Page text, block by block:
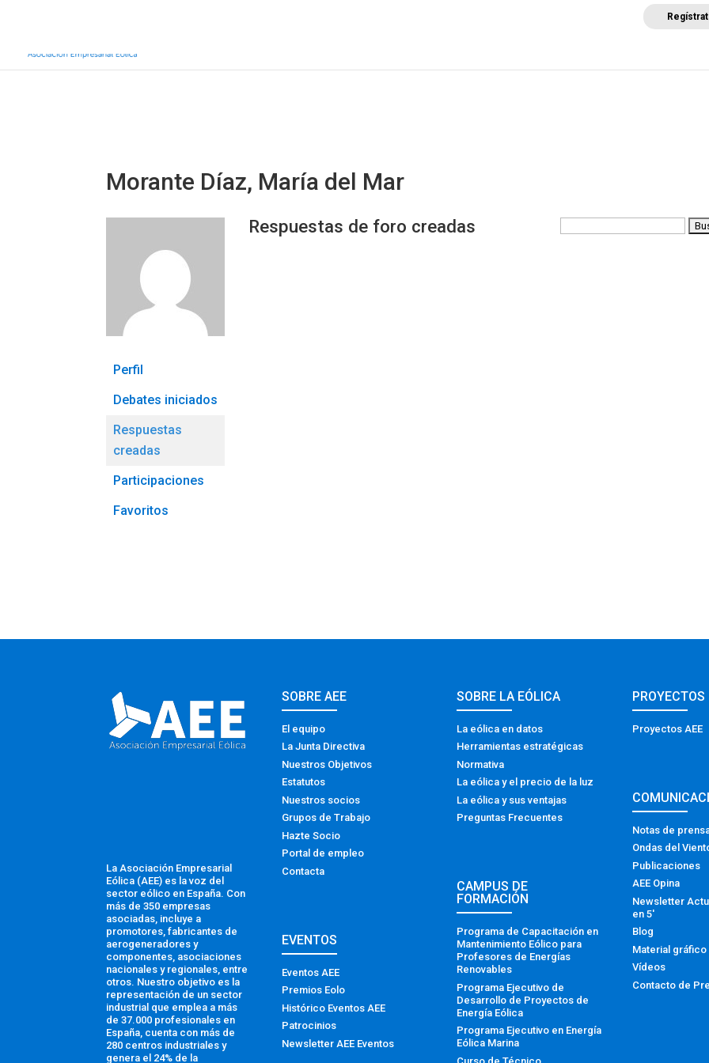
Morante Díaz, María del Mar
Perfil
Debates iniciados
Respuestas
creadas
Participaciones
Favoritos
Respuestas de foro creadas
La Asociación Empresarial
Eólica (AEE) es la voz del
sector eólico en España. Con
más de 350 empresas
asociadas, incluye a
promotores, fabricantes de
aerogeneradores y
componentes, asociaciones
nacionales y regionales, entre
otros. Nuestro objetivo es la
representación de un sector
industrial que emplea a más
de 37.000 profesionales en
España, cuenta con más de
280 centros industriales y
genera el 24% de la
SOBRE AEE
El equipo
La Junta Directiva
Nuestros Objetivos
Estatutos
Nuestros socios
Grupos de Trabajo
Hazte Socio
Portal de empleo
Contacta
EVENTOS
Eventos AEE
Premios Eolo
Histórico Eventos AEE
Patrocinios
Newsletter AEE Eventos
SOBRE LA EÓLICA
La eólica en datos
Herramientas estratégicas
Normativa
La eólica y el precio de la luz
La eólica y sus ventajas
Preguntas Frecuentes
CAMPUS DE
FORMACIÓN
Programa de Capacitación en
Mantenimiento Eólico para
Profesores de Energías
Renovables
Programa Ejecutivo de
Desarrollo de Proyectos de
Energía Eólica
Programa Ejecutivo en Energía
Eólica Marina
PROYECTOS
Proyectos AEE
Notas de
Ondas del
Publicaciones
AEE Opina
Newsletter
en 5′
Blog
Material gráfico
Vídeos
Contacto de